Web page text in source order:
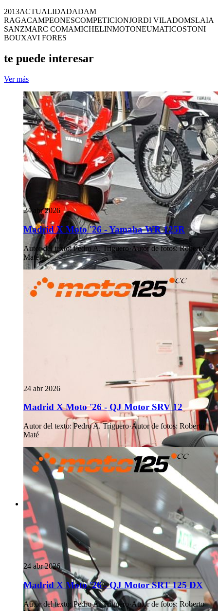
2013ACTUALIDADADAM
RAGACAMPEONESCOMPETICIONJORDI VILADOMSLAIA
SANZMARC COMAMICHELINMOTONEUMATICOSTONI
BOUXAVI FORES
te puede interesar
Ver más
24 abr 2026
Madrid X Moto '26 - Yamaha WR 125R
Autor del texto: Pedro A. Triguero· Autor de fotos: Roberto
Maté
24 abr 2026
Madrid X Moto '26 - QJ Motor SRV 12
Autor del texto: Pedro A. Triguero·Autor de fotos: Roberto
Maté
24 abr 2026
Madrid X Moto '26 - QJ Motor SRT 125 DX
Autor del texto: Pedro A. Triguero·Autor de fotos: Roberto